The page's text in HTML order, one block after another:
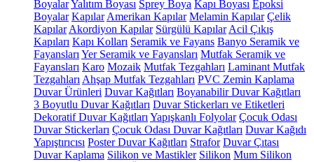
BoyalarYalıtım Boyası Sprey Boya Kapı Boyası Epoksi
Boyalar Kapılar Amerikan Kapılar Melamin Kapılar Çelik
Kapılar Akordiyon Kapılar Sürgülü Kapılar Acil Çıkış
Kapıları Kapı Kolları Seramik ve Fayans Banyo Seramik ve
Fayansları Yer Seramik ve Fayansları Mutfak Seramik ve
Fayansları Karo Mozaik Mutfak Tezgahları Laminant Mutfak
Tezgahları Ahşap Mutfak Tezgahları PVC Zemin Kaplama
Duvar Ürünleri Duvar Kağıtları Boyanabilir Duvar Kağıtları
3 Boyutlu Duvar Kağıtları Duvar Stickerları ve Etiketleri
Dekoratif Duvar Kağıtları Yapışkanlı Folyolar Çocuk Odası
Duvar Stickerları Çocuk Odası Duvar Kağıtları Duvar Kağıdı
Yapıştırıcısı Poster Duvar Kağıtları Strafor Duvar Çıtası
Duvar Kaplama Silikon ve Mastikler Silikon Mum Silikon